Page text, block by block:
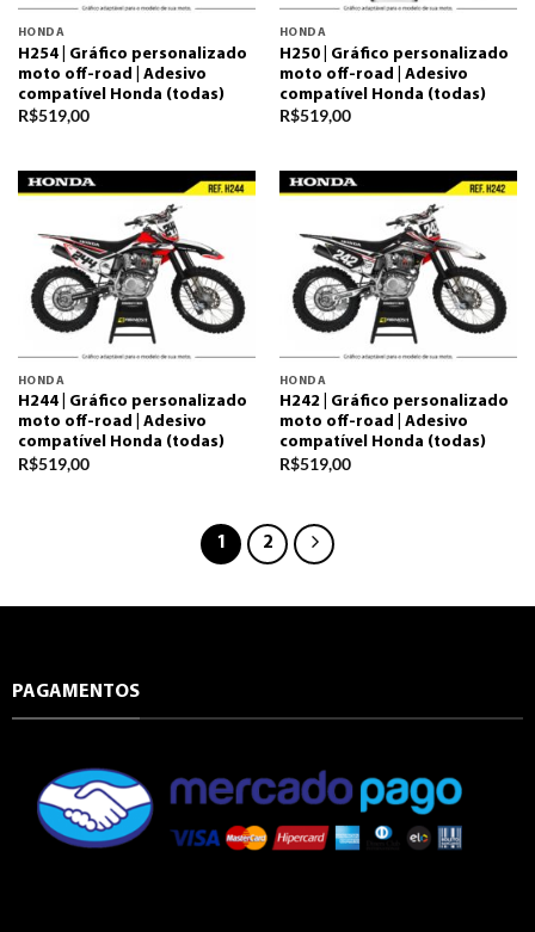
HONDA
H254 | Gráfico personalizado
moto off-road | Adesivo
compatível Honda (todas)
R$519,00
HONDA
H250 | Gráfico personalizado
moto off-road | Adesivo
compatível Honda (todas)
R$519,00
HONDA
H244 | Gráfico personalizado
moto off-road | Adesivo
compatível Honda (todas)
R$519,00
HONDA
H242 | Gráfico personalizado
moto off-road | Adesivo
compatível Honda (todas)
R$519,00
1 2
PAGAMENTOS